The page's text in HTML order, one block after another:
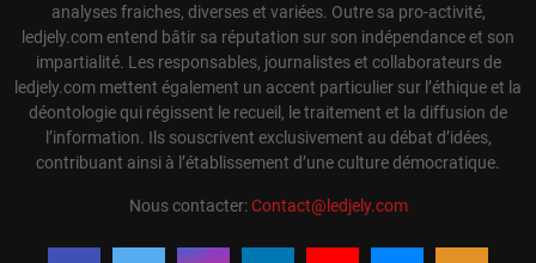
analyses fraiches, diverses et variées. Outre sa pro-activité,
ledjely.com entend bâtir sa réputation sur son indépendance et son
impartialité. Les responsables, journalistes et collaborateurs de
ledjely.com mettent également un accent particulier sur l’éthique et la
déontologie qui régissent le recueil, le traitement et la diffusion de
l’information. Ils souscrivent exclusivement au débat d’idées,
contribuant ainsi à l’établissement d’une culture démocratique.
Nous contacter:Contact@ledjely.com